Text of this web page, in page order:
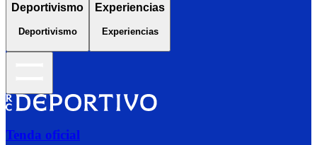
Deportivismo
Deportivismo
Experiencias
Experiencias
Tenda oficial